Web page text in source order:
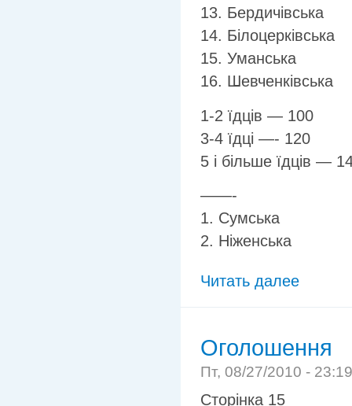
13. Бердичівська
14. Білоцерківська
15. Уманська
16. Шевченківська
1-2 їдців — 100
3-4 їдці —- 120
5 і більше їдців —
——-
1. Сумська
2. Ніженська
Читать далее
Оголошення
Пт, 08/27/2010 -
Сторінка 15